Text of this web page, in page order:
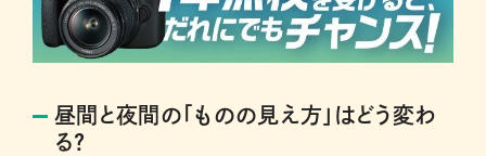
昼間と夜間の「ものの見え方」はどう変わ
る?